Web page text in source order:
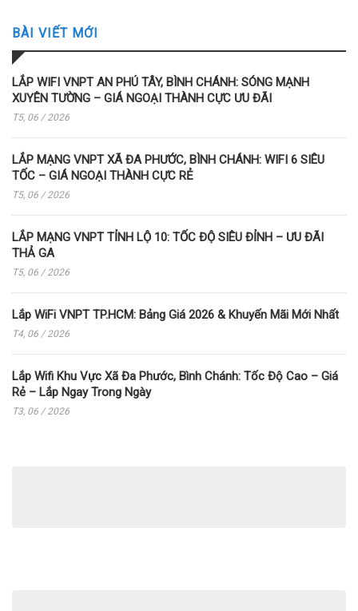
BÀI VIẾT MỚI
LẮP WIFI VNPT AN PHÚ TÂY, BÌNH CHÁNH: SÓNG MẠNH
XUYÊN TƯỜNG – GIÁ NGOẠI THÀNH CỰC ƯU ĐÃI
T5, 06 / 2026
LẮP MẠNG VNPT XÃ ĐA PHƯỚC, BÌNH CHÁNH: WIFI 6 SIÊU
TỐC – GIÁ NGOẠI THÀNH CỰC RẺ
T5, 06 / 2026
LẮP MẠNG VNPT TỈNH LỘ 10: TỐC ĐỘ SIÊU ĐỈNH – ƯU ĐÃI
THẢ GA
T5, 06 / 2026
Lắp WiFi VNPT TP.HCM: Bảng Giá 2026 & Khuyến Mãi Mới Nhất
T4, 06 / 2026
Lắp Wifi Khu Vực Xã Đa Phước, Bình Chánh: Tốc Độ Cao – Giá
Rẻ – Lắp Ngay Trong Ngày
T3, 06 / 2026